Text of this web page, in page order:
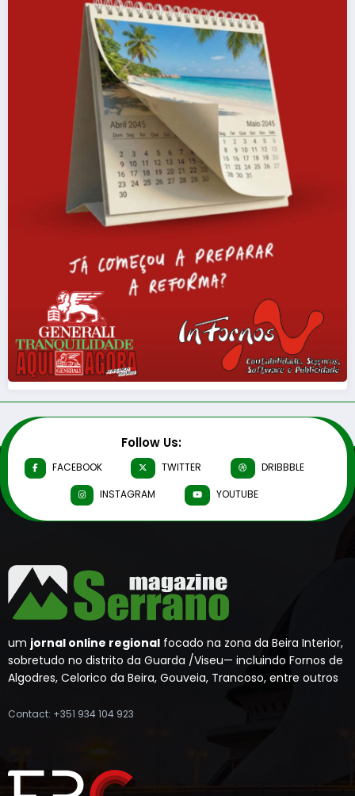
Follow Us:
FACEBOOK TWITTER
DRIBBBLE
INSTAGRAM
YOUTUBE
um jornal online regional focado na zona da Beira Interior,
sobretudo no distrito da Guarda /Viseu— incluindo Fornos de
Algodres, Celorico da Beira, Gouveia, Trancoso, entre outros
Contact: +351 934 104 923